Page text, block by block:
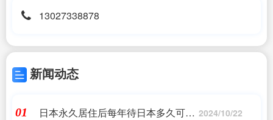
13027338878
新闻动态
01
日本永久居住后每年待日本多久可以 2024/10/22